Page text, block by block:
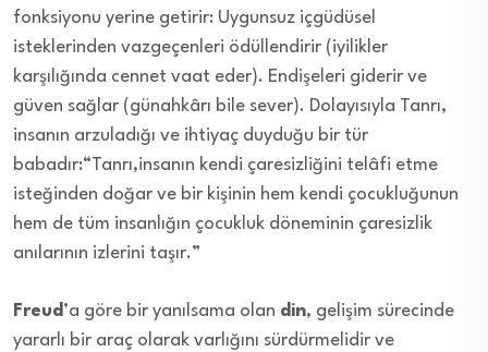
fonksiyonu yerine getirir: Uygunsuz içgüdüsel
isteklerinden vazgeçenleri ödüllendirir (iyilikler
karşılığında cennet vaat eder). Endişeleri giderir ve
güven sağlar (günahkârı bile sever). Dolayısıyla Tanrı,
insanın arzuladığı ve ihtiyaç duyduğu bir tür
babadır:“Tanrı,insanın kendi çaresizliğini telâfi etme
isteğinden doğar ve bir kişinin hem kendi çocukluğunun
hem de tüm insanlığın çocukluk döneminin çaresizlik
anılarının izlerini taşır.”
Freud ’a göre bir yanılsama olan din, gelişim sürecinde
yararlı bir araç olarak varlığını sürdürmelidir ve